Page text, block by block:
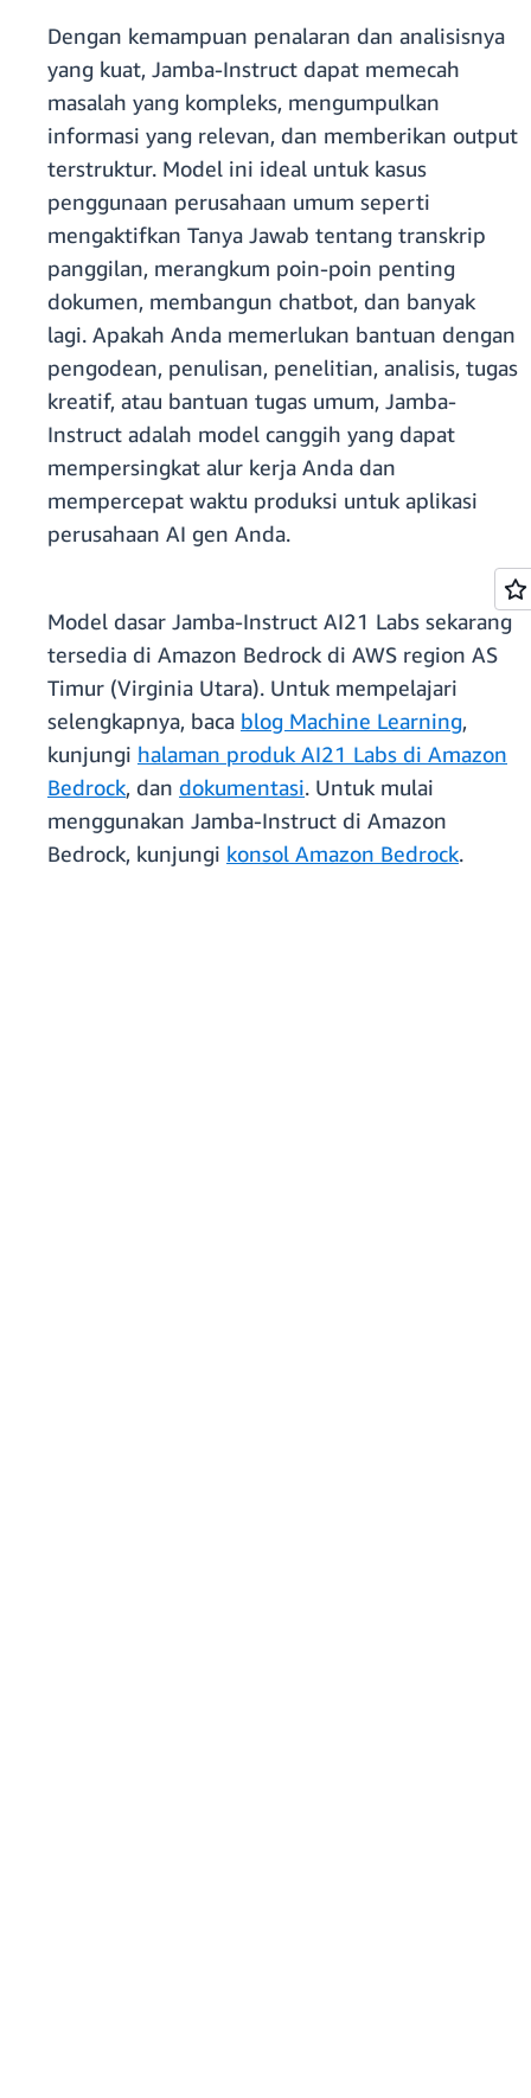
Dengan kemampuan penalaran dan analisisnya
yang kuat, Jamba-Instruct dapat memecah
masalah yang kompleks, mengumpulkan
informasi yang relevan, dan memberikan output
terstruktur. Model ini ideal untuk kasus
penggunaan perusahaan umum seperti
mengaktifkan Tanya Jawab tentang transkrip
panggilan, merangkum poin-poin penting
dokumen, membangun chatbot, dan banyak
lagi. Apakah Anda memerlukan bantuan dengan
pengodean, penulisan, penelitian, analisis, tugas
kreatif, atau bantuan tugas umum, Jamba-
Instruct adalah model canggih yang dapat
mempersingkat alur kerja Anda dan
mempercepat waktu produksi untuk aplikasi
perusahaan AI gen Anda.
Model dasar Jamba-Instruct AI21 Labs sekarang
tersedia di Amazon Bedrock di AWS region AS
Timur (Virginia Utara). Untuk mempelajari
selengkapnya, baca blog Machine Learning,
kunjungi halaman produk AI21 Labs di Amazon
Bedrock, dan dokumentasi. Untuk mulai
menggunakan Jamba-Instruct di Amazon
Bedrock, kunjungi konsol Amazon Bedrock.